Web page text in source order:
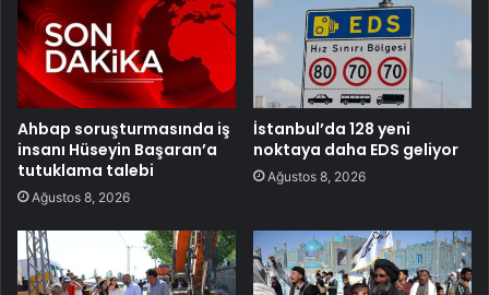
Ahbap soruşturmasında iş
insanı Hüseyin Başaran’a
tutuklama talebi
Ağustos 8, 2026
İstanbul’da 128 yeni
noktaya daha EDS geliyor
Ağustos 8, 2026